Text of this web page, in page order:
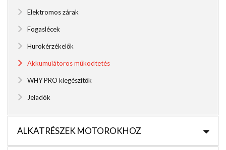
Elektromos zárak
Fogaslécek
Hurokérzékelők
Akkumulátoros működtetés
WHY PRO kiegészítők
Jeladók
ALKATRÉSZEK MOTOROKHOZ